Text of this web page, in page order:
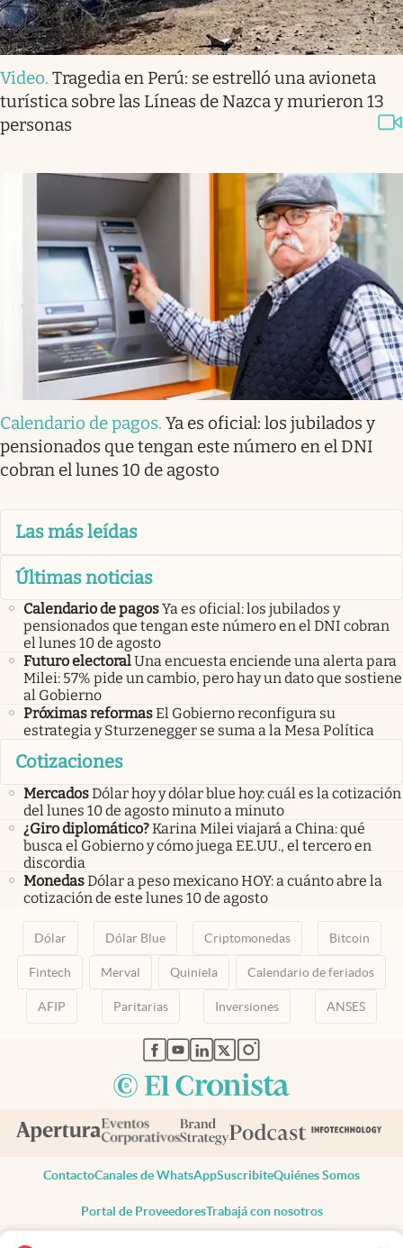
Video. Tragedia en Perú: se estrelló una avioneta
turística sobre las Líneas de Nazca y murieron 13
personas
Calendario de pagos. Ya es oficial: los jubilados y
pensionados que tengan este número en el DNI
cobran el lunes 10 de agosto
Las más leídas
Últimas noticias
Calendario de pagosYa es oficial: los jubilados y
pensionados que tengan este número en el DNI cobran
el lunes 10 de agosto
Futuro electoralUna encuesta enciende una alerta para
Milei: 57% pide un cambio, pero hay un dato que sostiene
al Gobierno
Próximas reformasEl Gobierno reconfigura su
estrategia y Sturzenegger se suma a la Mesa Política
Cotizaciones
MercadosDólar hoy y dólar blue hoy: cuál es la cotización
del lunes 10 de agosto minuto a minuto
¿Giro diplomático?Karina Milei viajará a China: qué
busca el Gobierno y cómo juega EE.UU., el tercero en
discordia
MonedasDólar a peso mexicano HOY: a cuánto abre la
cotización de este lunes 10 de agosto
Dólar Dólar Blue Criptomonedas Bitcoin
Fintech Merval Quiniela Calendario de feriados
AFIP Paritarias Inversiones ANSES
abre en nueva pestaña
abre en nueva pestaña
abre en nueva pestaña
abre en nueva pestaña
abre en nueva pestaña
ContactoCanales de WhatsAppSuscribiteQuiénes Somos
Portal de ProveedoresTrabajá con nosotros